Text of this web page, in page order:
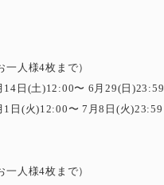
人様4枚まで）
14日(土)12:00〜 6月29(日)23:59
1日(火)12:00〜 7月8日(火)23:59
人様4枚まで）